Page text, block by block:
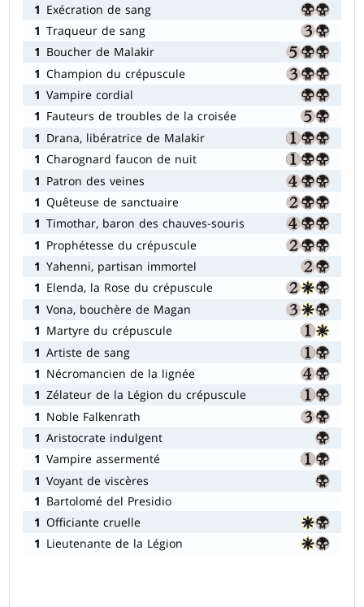
1 Exécration de sang
1 Traqueur de sang
1 Boucher de Malakir
1 Champion du crépuscule
1 Vampire cordial
1 Fauteurs de troubles de la croisée
1 Drana, libératrice de Malakir
1 Charognard faucon de nuit
1 Patron des veines
1 Quêteuse de sanctuaire
1 Timothar, baron des chauves-souris
1 Prophétesse du crépuscule
1 Yahenni, partisan immortel
1 Elenda, la Rose du crépuscule
1 Vona, bouchère de Magan
1 Martyre du crépuscule
1 Artiste de sang
1 Nécromancien de la lignée
1 Zélateur de la Légion du crépuscule
1 Noble Falkenrath
1 Aristocrate indulgent
1 Vampire assermenté
1 Voyant de viscères
1 Bartolomé del Presidio
1 Officiante cruelle
1 Lieutenante de la Légion